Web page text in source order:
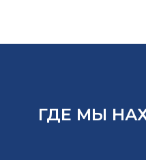
ГДЕ МЫ